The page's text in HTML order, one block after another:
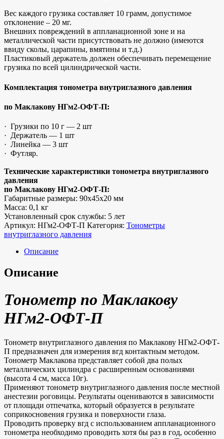
Вес каждого грузика составляет 10 грамм, допустимое
отклонение – 20 мг.
Внешних повреждений в аппланационной зоне и на
металлической части присутствовать не должно (имеются
ввиду сколы, царапины, вмятины и т.д.)
Пластиковый держатель должен обеспечивать перемещение
грузика по всей цилиндрической части.
Комплектация тонометра внутриглазного давления
по Маклакову НГм2-ОФТ-П:
· Грузики по 10 г — 2 шт
· Держатель — 1 шт
· Линейка — 3 шт
· Футляр.
Технические характеристики тонометра внутриглазного
давления
по Маклакову НГм2-ОФТ-П:
Габаритные размеры: 90х45х20 мм
Масса: 0,1 кг
Установленный срок службы: 5 лет
Артикул: НГм2-ОФТ-П Категория: Тонометры
внутриглазного давления
Описание
Описание
Тонометр по Маклакову
НГм2-ОФТ-П
Тонометр внутриглазного давления по Маклакову НГм2-ОФТ-
П предназначен для измерения вгд контактным методом.
Тонометр Маклакова представляет собой два полых
металлических цилиндра с расширенным основаниями
(высота 4 см, масса 10г).
Применяют тонометр внутриглазного давления после местной
анестезии роговицы. Результаты оцениваются в зависимости
от площади отпечатка, который образуется в результате
соприкосновения грузика и поверхности глаза.
Проводить проверку вгд с использованием аппланационного
тонометра необходимо проводить хотя бы раз в год, особенно